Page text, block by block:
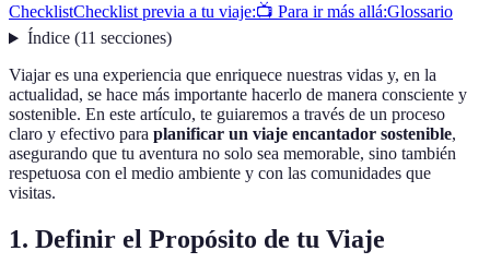
ChecklistChecklist previa a tu viaje:📺 Para ir más allá:Glossario
Índice(11 secciones)
Viajar es una experiencia que enriquece nuestras vidas y, en la
actualidad, se hace más importante hacerlo de manera consciente y
sostenible. En este artículo, te guiaremos a través de un proceso
claro y efectivo para planificar un viaje encantador sostenible,
asegurando que tu aventura no solo sea memorable, sino también
respetuosa con el medio ambiente y con las comunidades que
visitas.
1. Definir el Propósito de tu Viaje